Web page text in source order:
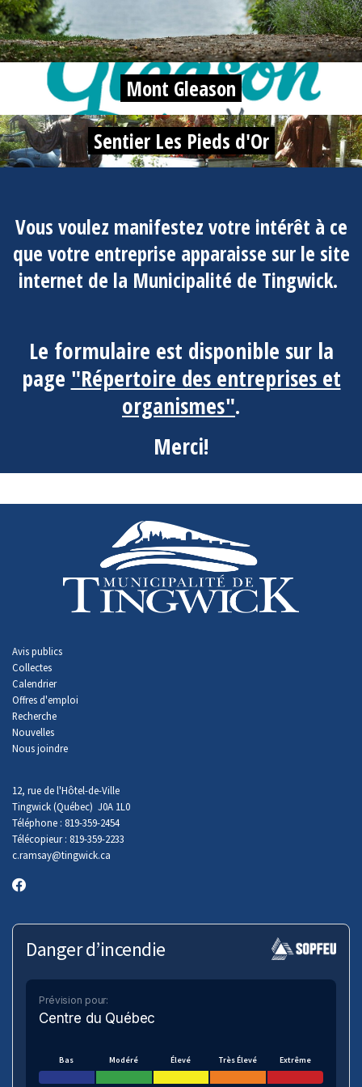
Mont Gleason
Sentier Les Pieds d'Or
Vous voulez manifestez votre intérêt à ce
que votre entreprise apparaisse sur le site
internet de la Municipalité de Tingwick.
Le formulaire est disponible sur la
page "Répertoire des entreprises et
organismes".
Merci!
Avis publics
Collectes
Calendrier
Offres d'emploi
Recherche
Nouvelles
Nous joindre
12, rue de l'Hôtel-de-Ville
Tingwick (Québec) J0A 1L0
Téléphone : 819-359-2454
Télécopieur : 819-359-2233
c.ramsay@tingwick.ca
Danger d’incendie
Prévision pour:
Centre du Québec
Bas Modéré Élevé Très Élevé Extrême